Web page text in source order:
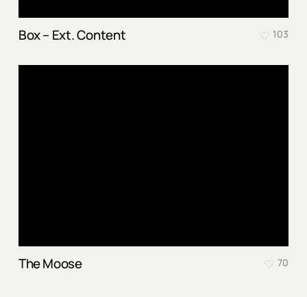
Box – Ext. Content 103
The Moose 70